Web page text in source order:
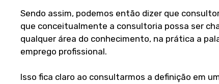
Sendo assim, podemos então dizer que
que conceitualmente a consultoria possa ser
qualquer área do conhecimento, na prática a
emprego profissional.
Isso fica claro ao consultarmos a definição em